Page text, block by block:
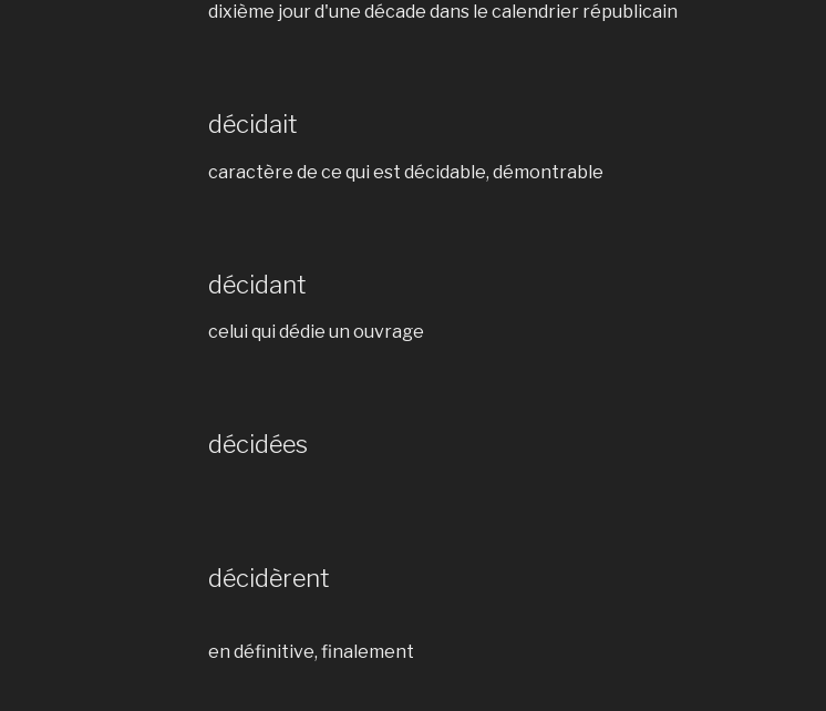
dixième jour d'une décade dans le calendrier républicain
décidait
caractère de ce qui est décidable, démontrable
décidant
celui qui dédie un ouvrage
décidées
décidèrent
en définitive, finalement